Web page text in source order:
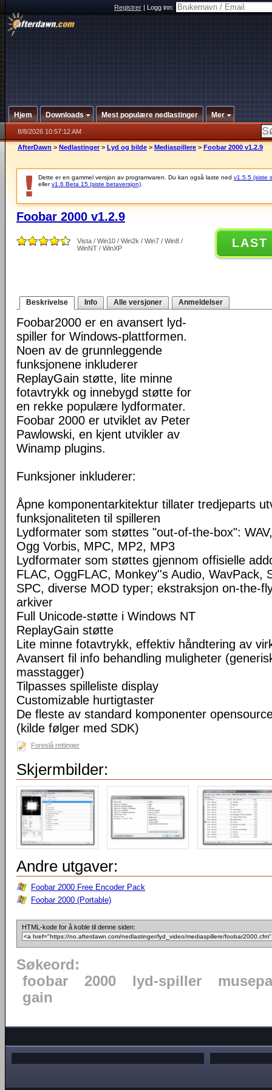
Registrer|Logg inn:
Hjem Downloads Mest populære nedlastinger Mer
8/8/2026 10:57:12 AM
AfterDawn > Nedlastinger > Lyd og bilde > Mediaspillere > Foobar 2000 v1.2.9
Dette er en gammel versjon av programvaren. Du kan også laste ned v1.5.5 (siste
ellerv1.6 Beta 15 (siste betaversjon)
Foobar 2000 v1.2.9
Vista / Win10 / Win2k / Win7 / Win8 /
WinNT / WinXP
LAST
Beskrivelse Info Alle versjoner Anmeldelser
Foobar2000 er en avansert lyd-
spiller for Windows-plattformen.
Noen av de grunnleggende
funksjonene inkluderer
ReplayGain støtte, lite minne
fotavtrykk og innebygd støtte for
en rekke populære lydformater.
Foobar 2000 er utviklet av Peter
Pawlowski, en kjent utvikler av
Winamp plugins.
Funksjoner inkluderer:
Åpne komponentarkitektur tillater tredjeparts
funksjonaliteten til spilleren
Lydformater som støttes "out-of-the-box":
Ogg Vorbis, MPC, MP2, MP3
Lydformater som støttes gjennom offisielle
FLAC, OggFLAC, Monkey''s Audio, WavPack,
SPC, diverse MOD typer; ekstraksjon on-the-
arkiver
Full Unicode-støtte i Windows NT
ReplayGain støtte
Lite minne fotavtrykk, effektiv håndtering av
Avansert fil info behandling muligheter
masstagger)
Tilpasses spilleliste display
Customizable hurtigtaster
De fleste av standard komponenter
(kilde følger med SDK)
Foreslå rettinger
Skjermbilder:
Andre utgaver:
Foobar 2000 Free Encoder Pack
Foobar 2000 (Portable)
HTML-kode for å koble til denne siden:
Søkeord:
foobar
2000 lyd-spiller
gain